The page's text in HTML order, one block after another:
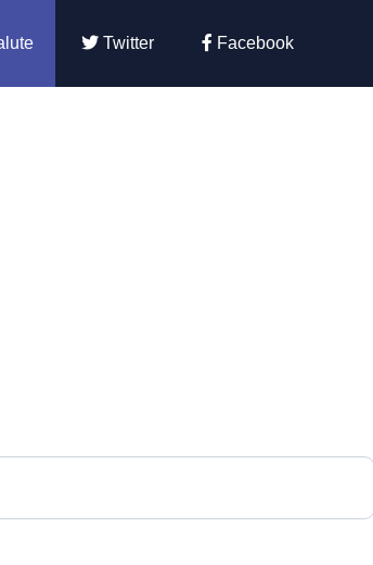
Twitter Facebook